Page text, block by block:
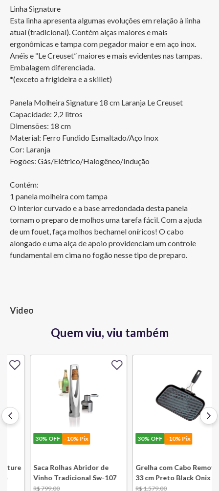
Linha Signature
Esta linha apresenta algumas evoluções em relação à linha
atual (tradicional). Contém alças maiores e mais
ergonômicas e tampa com pegador maior e em aço inox.
Anéis e “Le Creuset” maiores e mais evidentes nas tampas.
Embalagem diferenciada.
*(exceto a frigideira e a skillet)
Panela Molheira Signature 18 cm Laranja Le Creuset
Capacidade: 2,2 litros
Dimensões: 18 cm
Material: Ferro Fundido Esmaltado/Aço Inox
Cor: Laranja
Fogões: Gás/Elétrico/Halogêneo/Indução
Contém:
1 panela molheira com tampa
O interior curvado e a base arredondada desta panela
tornam o preparo de molhos uma tarefa fácil. Com a ajuda
de um fouet, faça molhos bechamel oníricos! O cabo
alongado e uma alça de apoio providenciam um controle
fundamental em cima no fogão nesse tipo de preparo.
Video
Quem viu, viu também
OFF -10% Pix
Saca Rolhas Abridor de
Vinho Tradicional Sw-107
Ply Le Creuset
00
OFF -10% Pix
Grelha com Cabo Removível
33 cm Preto Black Onix Le
Creuset
579,00